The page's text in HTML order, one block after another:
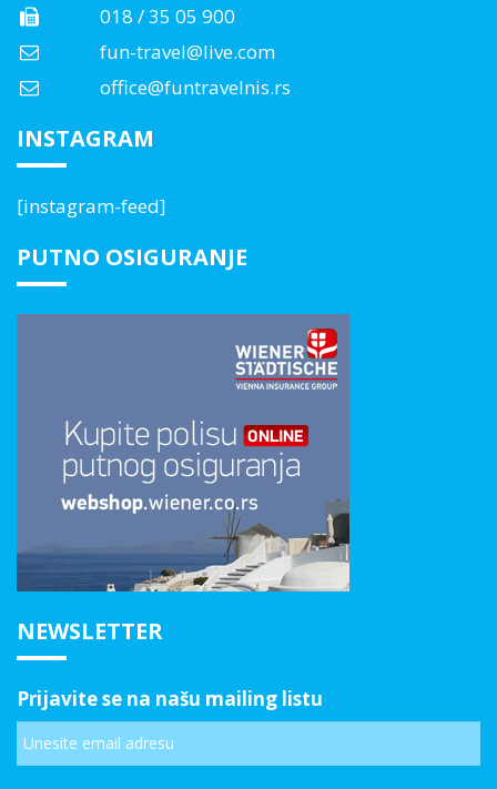
018 / 35 05 900
fun-travel@live.com
office@funtravelnis.rs
INSTAGRAM
[instagram-feed]
PUTNO OSIGURANJE
NEWSLETTER
Prijavite se na našu mailing listu